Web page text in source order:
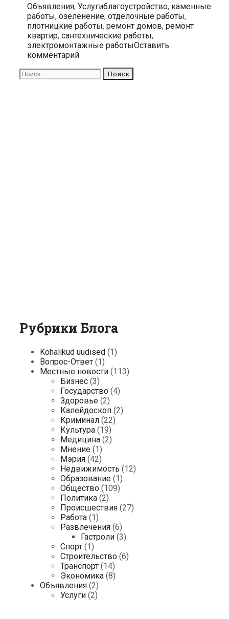
капитальный
ремонт
квартир
и
домов
в
городе
Таллинне
Рубрики
Объявления, УслугиМетки
благоустройство, каменные
работы, озеленение, отделочные работы,
плотницкие работы, ремонт домов, ремонт
квартир, сантехнические работы,
электромонтажные работыОставить
комментарий
Поиск
для:
Рубрики Блога
Kohalikud uudised (1)
Вопрос-Ответ (1)
Местные новости (113)
Бизнес (3)
Государство (4)
Здоровье (2)
Калейдоскоп (2)
Криминал (22)
Культура (19)
Медицина (2)
Мнение (1)
Мэрия (42)
Недвижимость (12)
Образование (1)
Общество (109)
Политика (2)
Происшествия (27)
Работа (1)
Развлечения (6)
Гастроли (3)
Спорт (1)
Строительство (6)
Транспорт (14)
Экономика (8)
Объявления (2)
Услуги (2)